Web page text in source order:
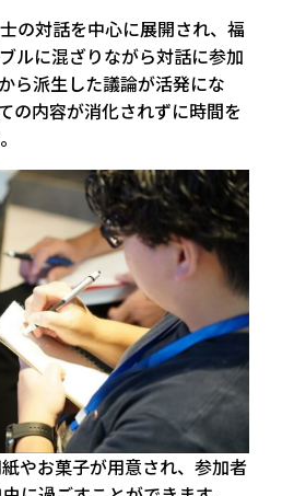
の対話を中心に展開され、福
ルに混ざりながら対話に参加
ら派生した議論が活発にな
の内容が消化されずに時間を
やお菓子が用意され、参加者